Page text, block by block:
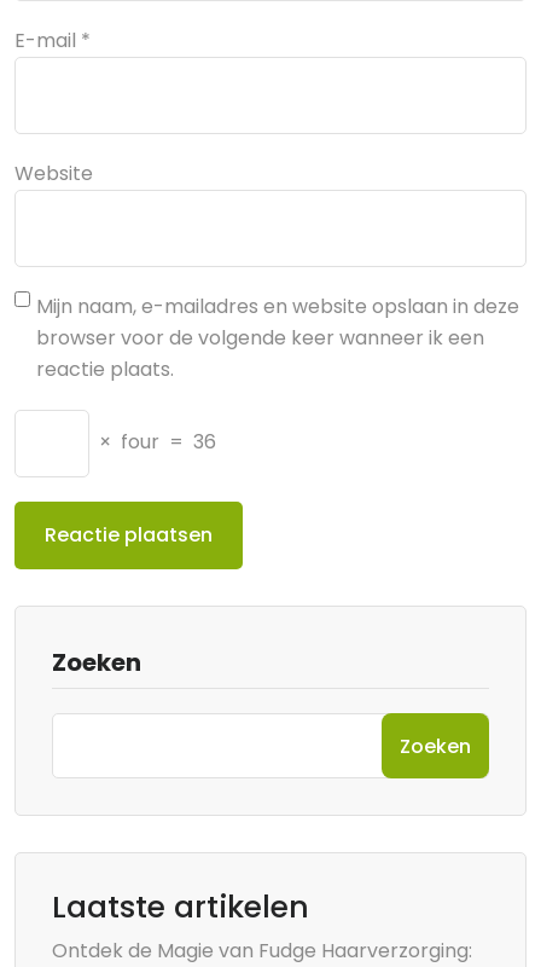
E-mail *
Website
Mijn naam, e-mailadres en website opslaan in deze
browser voor de volgende keer wanneer ik een
reactie plaats.
× four = 36
Zoeken
Zoeken
Laatste artikelen
Ontdek de Magie van Fudge Haarverzorging: